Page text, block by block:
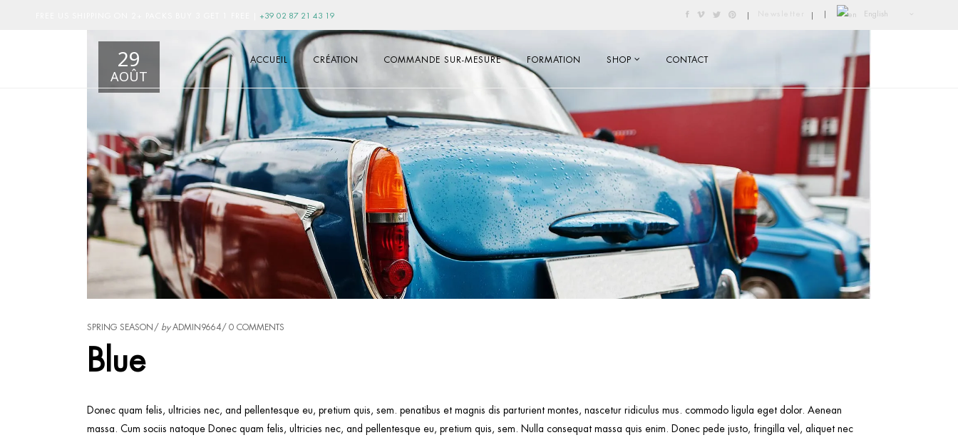
+39 02 87 21 43 19 | | | English
ACCUEIL CRÉATION COMMANDE SUR-MESURE FORMATION SHOP CONTACT
29
AOÛT
SPRING SEASON byADMIN9664 0 COMMENTS
Blue
Donec quam felis, ultricies nec, and pellentesque eu, pretium quis, sem. penatibus et magnis dis parturient montes, nascetur ridiculus mus. commodo ligula eget dolor. Aenean
massa. Cum sociis natoque Donec quam felis, ultricies nec, and pellentesque eu, pretium quis, sem. Nulla consequat massa quis enim. Donec pede justo, fringilla vel, aliquet nec